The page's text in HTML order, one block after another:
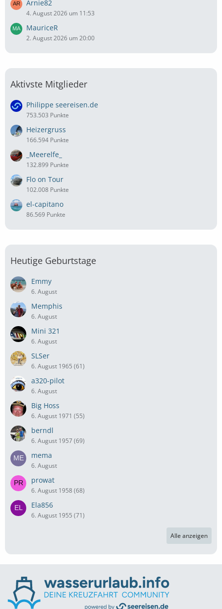
Arnie82
4. August 2026 um 11:53
MauriceR
2. August 2026 um 20:00
Aktivste Mitglieder
Philippe seereisen.de
753.503 Punkte
Heizergruss
166.594 Punkte
_Meerelfe_
132.899 Punkte
Flo on Tour
102.008 Punkte
el-capitano
86.569 Punkte
Heutige Geburtstage
Emmy
6. August
Memphis
6. August
Mini 321
6. August
SLSer
6. August 1965 (61)
a320-pilot
6. August
Big Hoss
6. August 1971 (55)
berndl
6. August 1957 (69)
mema
6. August
prowat
6. August 1958 (68)
Ela856
6. August 1955 (71)
Alle anzeigen